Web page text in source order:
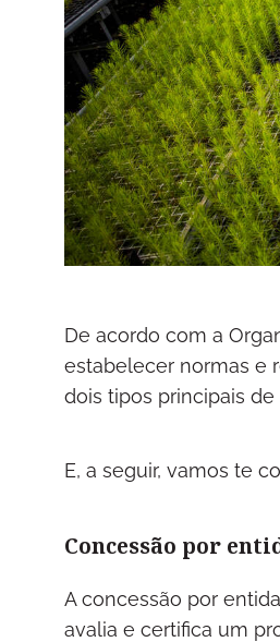
De acordo com a
estabelecer normas e
dois tipos principais
E, a seguir, vamos te
Concessão por
A concessão por
avalia e certifica um